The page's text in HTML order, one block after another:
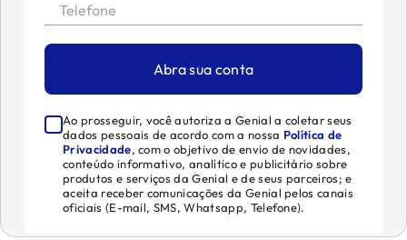
Telefone
Abra sua conta
Ao prosseguir, você autoriza a Genial a coletar seus
dados pessoais de acordo com a nossa Política de
Privacidade, com o objetivo de envio de novidades,
conteúdo informativo, analítico e publicitário sobre
produtos e serviços da Genial e de seus parceiros; e
aceita receber comunicações da Genial pelos canais
oficiais (E-mail, SMS, Whatsapp, Telefone).